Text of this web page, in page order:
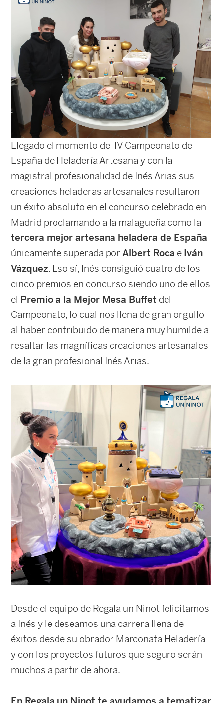
Llegado el momento del IV Campeonato de
España de Heladería Artesana y con la
magistral profesionalidad de Inés Arias sus
creaciones heladeras artesanales resultaron
un éxito absoluto en el concurso celebrado en
Madrid proclamando a la malagueña como la
tercera mejor artesana heladera de España
únicamente superada por Albert Roca e Iván
Vázquez. Eso sí, Inés consiguió cuatro de los
cinco premios en concurso siendo uno de ellos
el Premio a la Mejor Mesa Buffet del
Campeonato, lo cual nos llena de gran orgullo
al haber contribuido de manera muy humilde a
resaltar las magníficas creaciones artesanales
de la gran profesional Inés Arias.
Desde el equipo de Regala un Ninot felicitamos
a Inés y le deseamos una carrera llena de
éxitos desde su obrador Marconata Heladería
y con los proyectos futuros que seguro serán
muchos a partir de ahora.